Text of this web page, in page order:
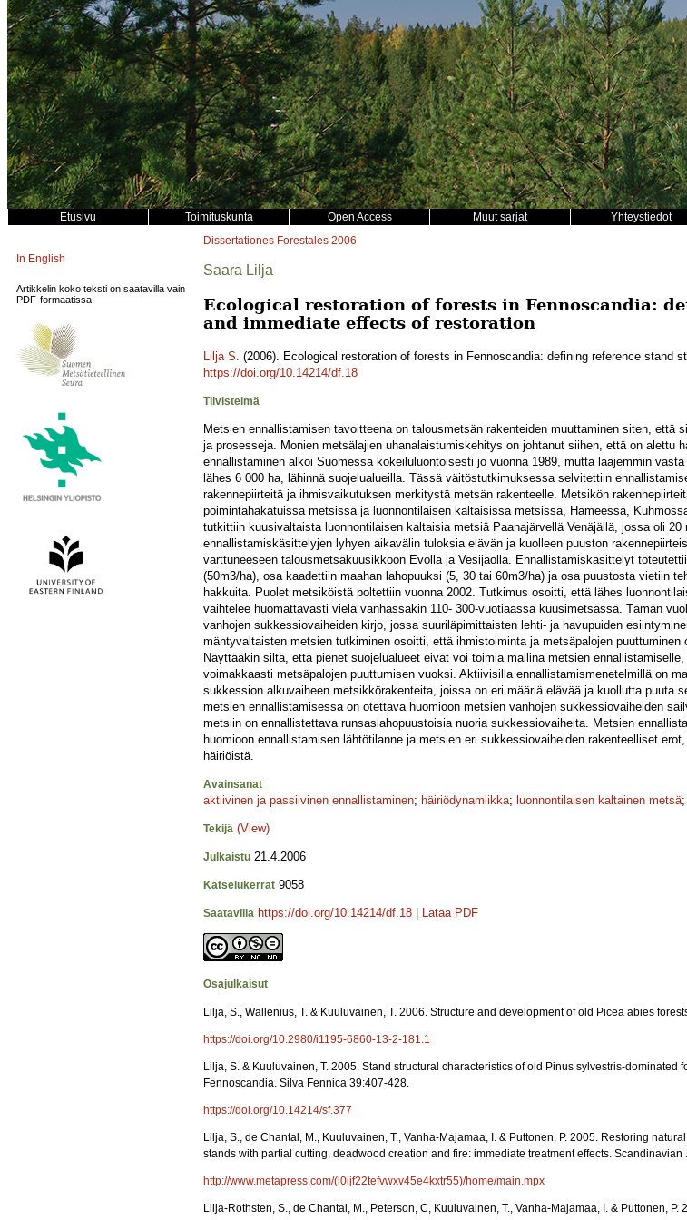
Etusivu Toimituskunta Open Access Muut sarjat Yhteystiedot
In English
Artikkelin koko teksti on saatavilla vain
PDF-formaatissa.
Dissertationes Forestales 2006
Saara Lilja
Ecological restoration of forests in Fennoscandia:
and immediate effects of restoration
Lilja S. (2006). Ecological restoration of forests in Fennoscandia: defining reference stand
https://doi.org/10.14214/df.18
Tiivistelmä
Metsien ennallistamisen tavoitteena on talousmetsän rakenteiden muuttaminen siten, että
ja prosesseja. Monien metsälajien uhanalaistumiskehitys on johtanut siihen, että on alettu
ennallistaminen alkoi Suomessa kokeiluluontoisesti jo vuonna 1989, mutta laajemmin
lähes 6 000 ha, lähinnä suojelualueilla. Tässä väitöstutkimuksessa selvitettiin
rakennepiirteitä ja ihmisvaikutuksen merkitystä metsän rakenteelle. Metsikön
poimintahakatuissa metsissä ja luonnontilaisen kaltaisissa metsissä, Hämeessä,
tutkittiin kuusivaltaista luonnontilaisen kaltaisia metsiä Paanajärvellä Venäjällä, jossa oli
ennallistamiskäsittelyjen lyhyen aikavälin tuloksia elävän ja kuolleen puuston
varttuneeseen talousmetsäkuusikkoon Evolla ja Vesijaolla. Ennallistamiskäsittelyt
(50m3/ha), osa kaadettiin maahan lahopuuksi (5, 30 tai 60m3/ha) ja osa puustosta vietiin
hakkuita. Puolet metsiköistä poltettiin vuonna 2002. Tutkimus osoitti, että lähes
vaihtelee huomattavasti vielä vanhassakin 110- 300-vuotiaassa kuusimetsässä. Tämän
vanhojen sukkessiovaiheiden kirjo, jossa suuriläpimittaisten lehti- ja havupuiden
mäntyvaltaisten metsien tutkiminen osoitti, että ihmistoiminta ja metsäpalojen
Näyttääkin siltä, että pienet suojelualueet eivät voi toimia mallina metsien
voimakkaasti metsäpalojen puuttumisen vuoksi. Aktiivisilla ennallistamismenetelmillä on
sukkession alkuvaiheen metsikkörakenteita, joissa on eri määriä elävää ja kuollutta puuta
metsien ennallistamisessa on otettava huomioon metsien vanhojen sukkessiovaiheiden
metsiin on ennallistettava runsaslahopuustoisia nuoria sukkessiovaiheita. Metsien
huomioon ennallistamisen lähtötilanne ja metsien eri sukkessiovaiheiden rakenteelliset
häiriöistä.
Avainsanat
aktiivinen ja passiivinen ennallistaminen; häiriödynamiikka; luonnontilaisen kaltainen metsä;
Tekijä (View)
Julkaistu 21.4.2006
Katselukerrat 9058
Saatavilla https://doi.org/10.14214/df.18 Lataa PDF
Osajulkaisut
Lilja, S., Wallenius, T. & Kuuluvainen, T. 2006. Structure and development of old Picea abies
https://doi.org/10.2980/i1195-6860-13-2-181.1
Lilja, S. & Kuuluvainen, T. 2005. Stand structural characteristics of old Pinus sylvestris-
Fennoscandia. Silva Fennica 39:407-428.
https://doi.org/10.14214/sf.377
Lilja, S., de Chantal, M., Kuuluvainen, T., Vanha-Majamaa, I. & Puttonen, P. 2005. Restoring
stands with partial cutting, deadwood creation and fire: immediate treatment effects.
http://www.metapress.com/(l0ijf22tefvwxv45e4kxtr55)/home/main.mpx
Lilja-Rothsten, S., de Chantal, M., Peterson, C, Kuuluvainen, T., Vanha-Majamaa, I. & Puttonen,